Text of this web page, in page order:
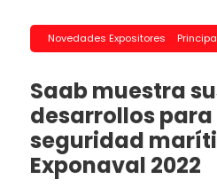
Novedades Expositores
Saab muestra
desarrollos
seguridad
Exponaval 2022